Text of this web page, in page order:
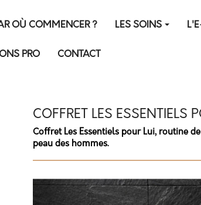
OÙ COMMENCER ? LES SOINS
PRO CONTACT
COFFRET LES ESSENTIELS
Coffret Les Essentiels pour Lui, routine
peau des hommes.